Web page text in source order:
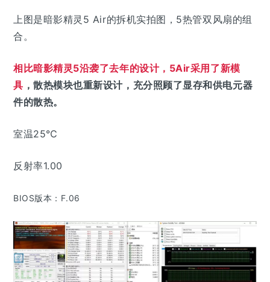
上图是暗影精灵5 Air的拆机实拍图，5热管双风扇的组
合。
相比暗影精灵5沿袭了去年的设计，5Air采用了新模
具 ，散热模块也重新设计，充分照顾了显存和供电元器
件的散热。
室温25℃
反射率1.00
BIOS版本：F.06